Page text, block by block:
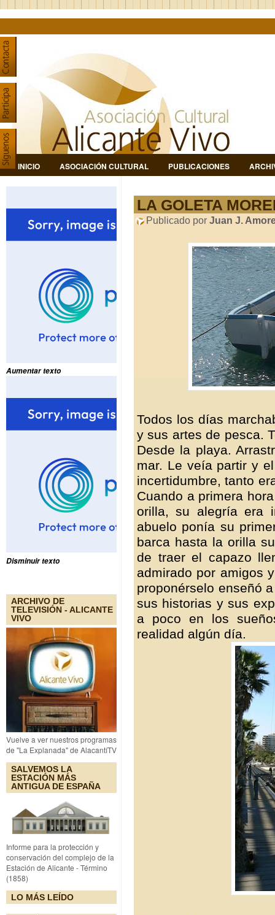
INICIO ASOCIACIÓN CULTURAL PUBLICACIONES
Aumentar texto
Disminuir texto
ARCHIVO DE
TELEVISIÓN - ALICANTE
VIVO
Vuelve a ver nuestros programas
de "La Explanada" de AlacantíTV
SALVEMOS LA
ESTACIÓN MÁS
ANTIGUA DE ESPAÑA
Informe para la protección y
conservación del complejo de la
Estación de Alicante - Término
(1858)
LO MÁS LEÍDO
LA GOLETA
Publicado por Juan J.
Todos los días
y sus artes de pesca.
Desde la playa.
mar. Le veía partir y
incertidumbre, tanto
Cuando a primera
orilla, su alegría era
abuelo ponía su
barca hasta la orilla
de traer el capazo
admirado por amigos
proponérselo enseñó
sus historias y sus
a poco en los
realidad algún día.